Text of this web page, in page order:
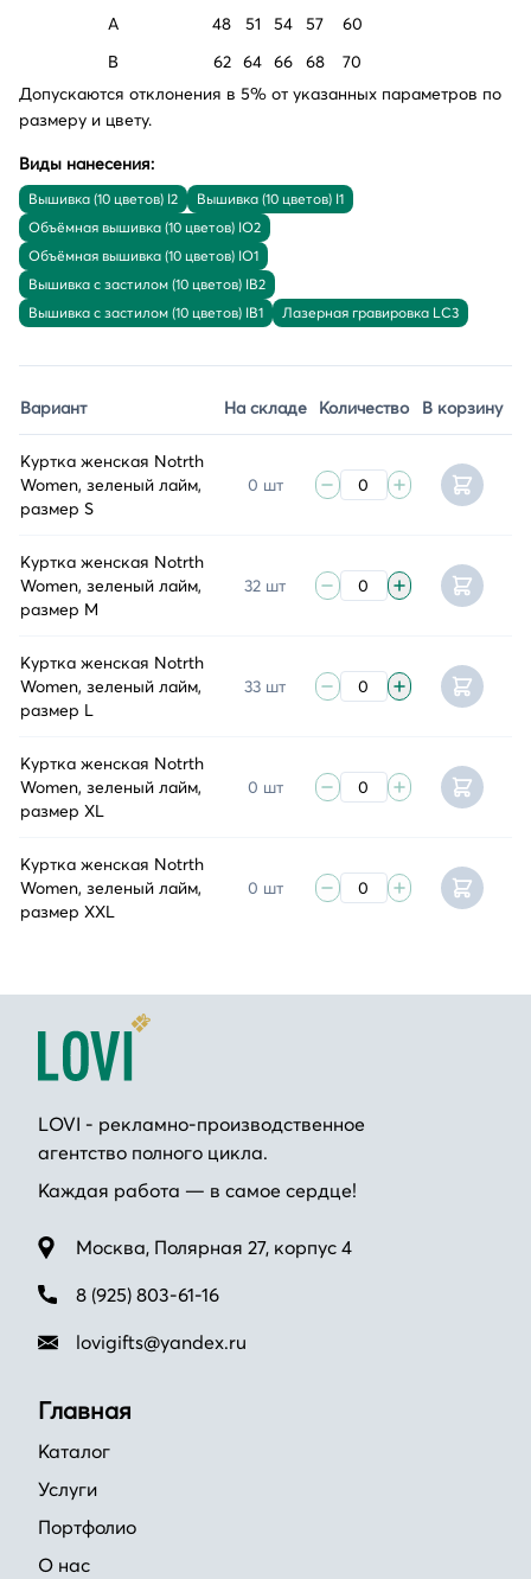
A
48 51 54 57
60
B
62 64 66 68
70
Допускаются отклонения в 5% от указанных параметров по
размеру и цвету.
Виды нанесения:
Вышивка (10 цветов) I2
Вышивка (10 цветов) I1
Объёмная вышивка (10 цветов) IO2
Объёмная вышивка (10 цветов) IO1
Вышивка с застилом (10 цветов) IB2
Вышивка с застилом (10 цветов) IB1
Лазерная гравировка LC3
Вариант На складе Количество В корзину
Куртка женская Notrth
Women, зеленый лайм,
размер S
0 шт
Куртка женская Notrth
Women, зеленый лайм,
размер M
32 шт
Куртка женская Notrth
Women, зеленый лайм,
размер L
33 шт
Куртка женская Notrth
Women, зеленый лайм,
размер XL
0 шт
Куртка женская Notrth
Women, зеленый лайм,
размер XXL
0 шт
LOVI - рекламно-производственное
агентство полного цикла.
Каждая работа — в самое сердце!
Москва, Полярная 27, корпус 4
8 (925) 803-61-16
lovigifts@yandex.ru
Главная
Каталог
Услуги
Портфолио
О нас